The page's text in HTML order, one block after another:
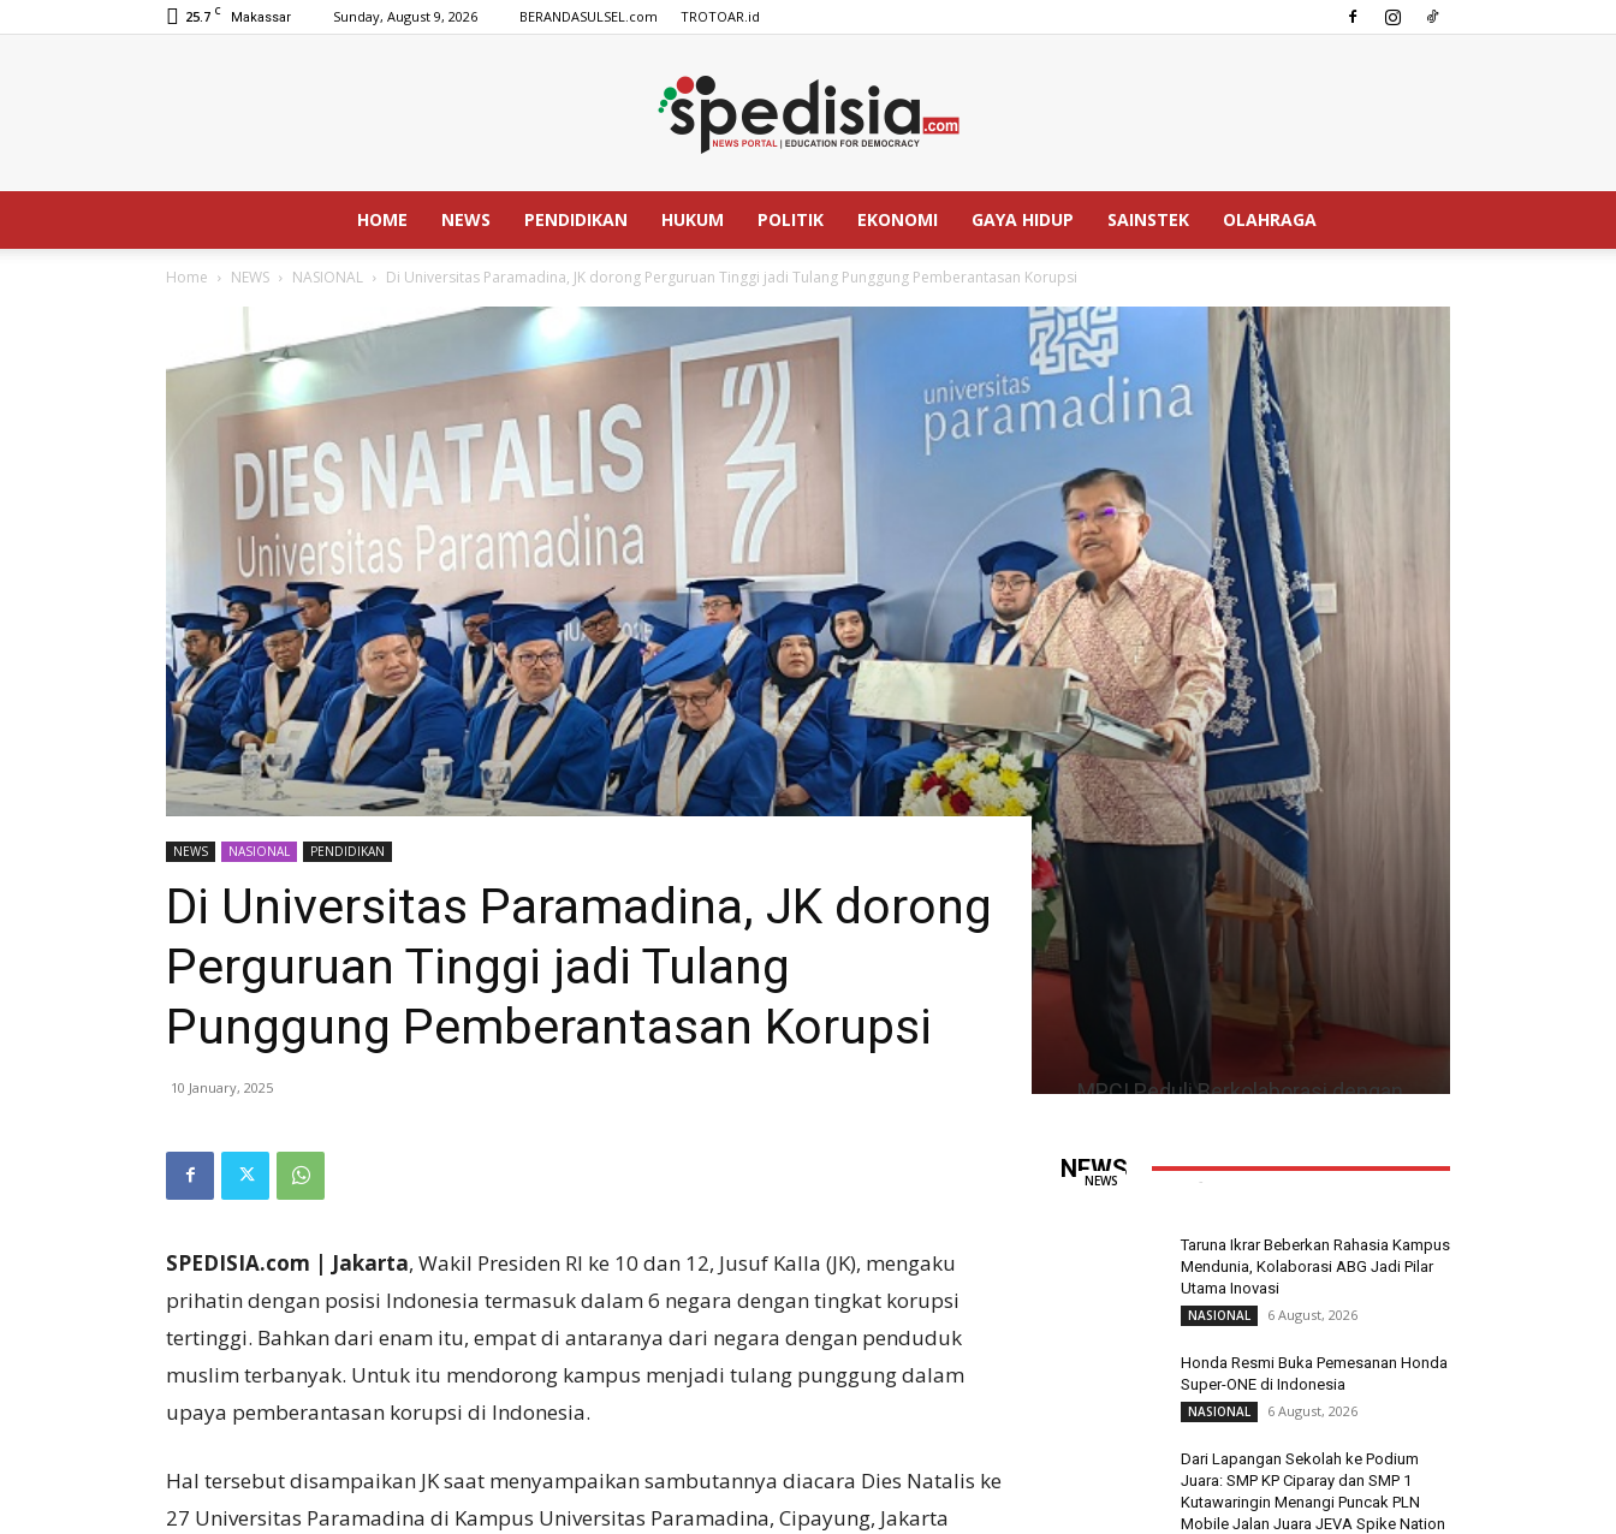
25.7 C Makassar Sunday, August 9, 2026 BERANDASULSEL.com TROTOAR.id
SPEDISIA.com
HOME NEWS PENDIDIKAN HUKUM POLITIK EKONOMI GAYA HIDUP SAINSTEK OLAHRAGA
Home NEWS NASIONAL Di Universitas Paramadina, JK dorong Perguruan Tinggi jadi Tulang Punggung Pemberantasan Korupsi
NEWS NASIONAL PENDIDIKAN
Di Universitas Paramadina, JK dorong
Perguruan Tinggi jadi Tulang
Punggung Pemberantasan Korupsi
10 January, 2025
SPEDISIA.com | Jakarta, Wakil Presiden RI ke 10 dan 12, Jusuf Kalla (JK), mengaku
prihatin dengan posisi Indonesia termasuk dalam 6 negara dengan tingkat korupsi
tertinggi. Bahkan dari enam itu, empat di antaranya dari negara dengan penduduk
muslim terbanyak. Untuk itu mendorong kampus menjadi tulang punggung dalam
upaya pemberantasan korupsi di Indonesia.
Hal tersebut disampaikan JK saat menyampaikan sambutannya diacara Dies Natalis ke
27 Universitas Paramadina di Kampus Universitas Paramadina, Cipayung, Jakarta
NEWS
MPCI Peduli Berkolaborasi dengan
NEWS -
Taruna Ikrar Beberkan Rahasia Kampus
Mendunia, Kolaborasi ABG Jadi Pilar
Utama Inovasi
NASIONAL 6 August, 2026
Honda Resmi Buka Pemesanan Honda
Super-ONE di Indonesia
NASIONAL 6 August, 2026
Dari Lapangan Sekolah ke Podium
Juara: SMP KP Ciparay dan SMP 1
Kutawaringin Menangi Puncak PLN
Mobile Jalan Juara JEVA Spike Nation